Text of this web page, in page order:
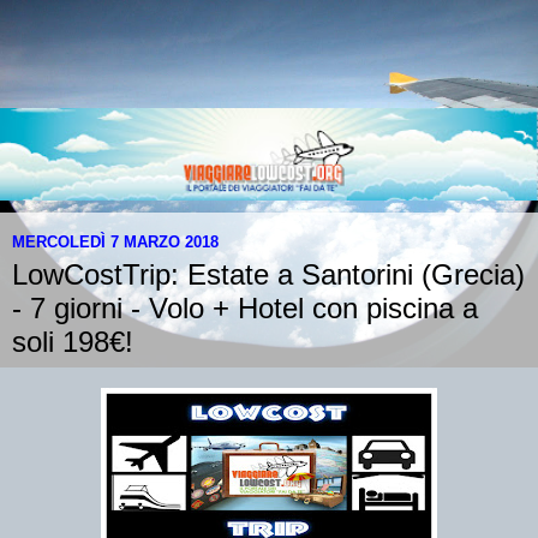
MERCOLEDÌ 7 MARZO 2018
LowCostTrip: Estate a Santorini (Grecia)
- 7 giorni - Volo + Hotel con piscina a
soli 198€!